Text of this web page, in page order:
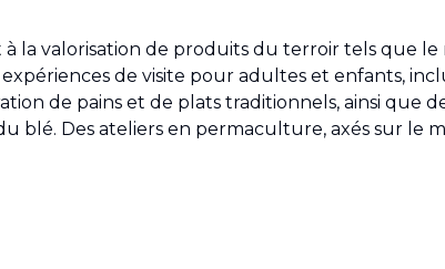
la valorisation de produits du terroir tels que le
de visite pour adultes et enfants,
de pains et de plats traditionnels, ainsi que
blé. Des ateliers en permaculture, axés sur le